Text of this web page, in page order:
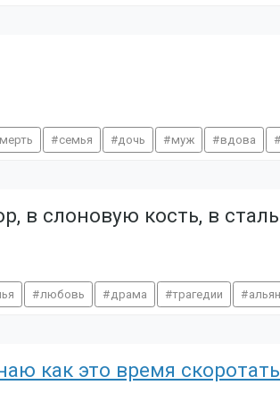
семья дочь муж вдова
в слоновую кость, в
любовь драма трагедии
как это время